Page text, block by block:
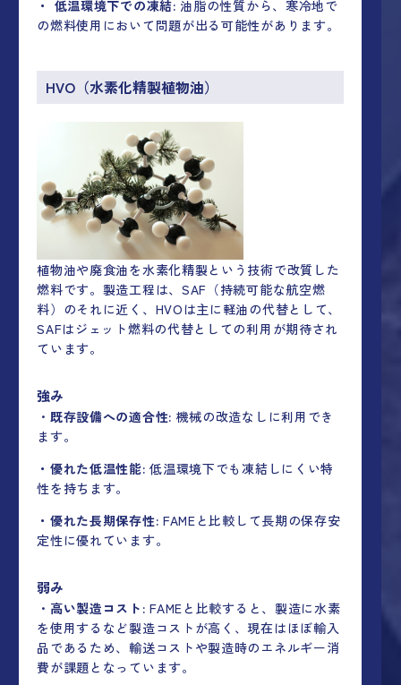
・ 低温環境下での凍結: 油脂の性質から、寒冷地で
の燃料使用において問題が出る可能性があります。
HVO （水素化精製植物油）
植物油や廃食油を水素化精製という技術で改質した
燃料です。製造工程は、SAF（持続可能な航空燃
料）のそれに近く、HVOは主に軽油の代替として、
SAFはジェット燃料の代替としての利用が期待され
ています。
強み
・ 既存設備への適合性: 機械の改造なしに利用でき
ます。
・優れた低温性能: 低温環境下でも凍結しにくい特
性を持ちます。
・優れた長期保存性: FAMEと比較して長期の保存安
定性に優れています。
弱み
・ 高い製造コスト: FAMEと比較すると、製造に水素
を使用するなど製造コストが高く、現在はほぼ輸入
品であるため、輸送コストや製造時のエネルギー消
費が課題となっています。